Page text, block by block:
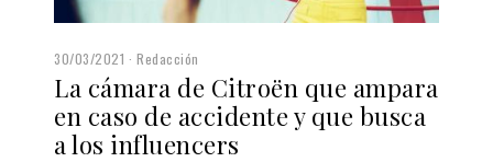
30/03/2021 Redacción
La cámara de Citroën que ampara
en caso de accidente y que busca
a los influencers